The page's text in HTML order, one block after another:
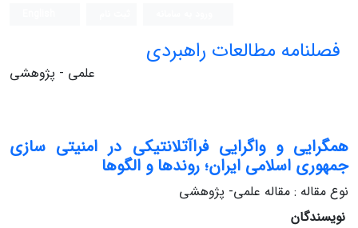
فصلنامه مطالعات راهبردی
علمی - پژوهشی
همگرایی و واگرایی فراآتلانتیکی در امنیتی‏ سازی
جمهوری اسلامی ایران؛ روندها و الگوها
نوع مقاله : مقاله علمی- پژوهشی
نویسندگان